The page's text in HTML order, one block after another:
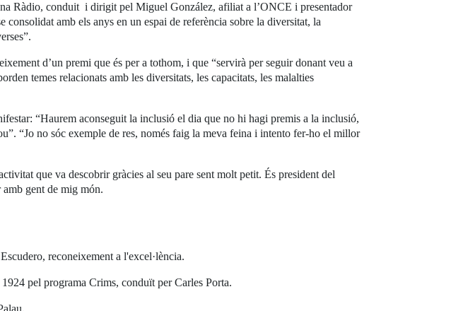
Ràdio, conduit i dirigit pel Miguel González, afiliat a l’ONCE i presentador
amb els anys en un espai de referència sobre la diversitat, la
d’un premi que és per a tothom, i que “servirà per seguir donant veu a
temes relacionats amb les diversitats, les capacitats, les malalties
“Haurem aconseguit la inclusió el dia que no hi hagi premis a la inclusió,
“Jo no sóc exemple de res, només faig la meva feina i intento fer-ho el millor
que va descobrir gràcies al seu pare sent molt petit. És president del
gent de mig món.
reconeixement a l'excel·lència.
pel programa Crims, conduït per Carles Porta.